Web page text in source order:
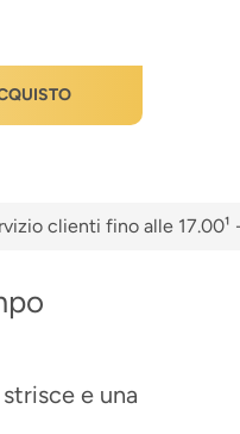
clienti fino alle 17.00¹
e una